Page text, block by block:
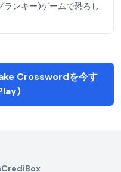
ンキー)ゲームで恐ろし
Crosswordを今す